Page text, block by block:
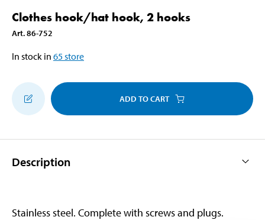
Clothes hook/hat hook, 2 hooks
Art.86-752
In stock in 65store
ADD TO CART
Description
Stainless steel. Complete with screws and plugs.